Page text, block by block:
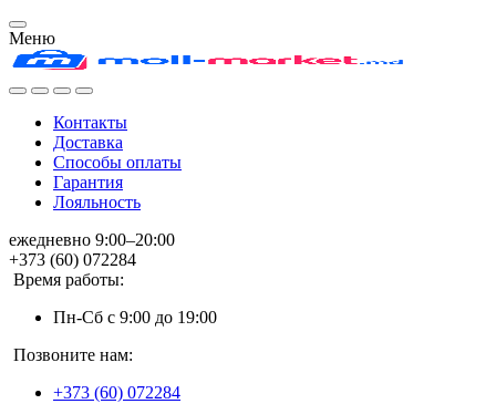
Меню
Контакты
Доставка
Способы оплаты
Гарантия
Лояльность
ежедневно 9:00–20:00
+373 (60) 072284
Время работы:
Пн-Сб с 9:00 до 19:00
Позвоните нам:
+373 (60) 072284